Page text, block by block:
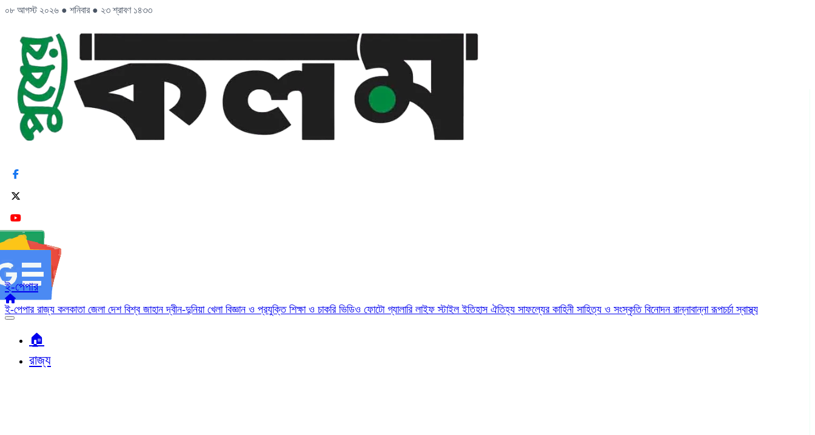
০৮ আগস্ট ২০২৬ ● শনিবার ● ২৩ শ্রাবণ ১৪৩৩
ই-পেপার
ই-পেপার রাজ্য কলকাতা জেলা দেশ বিশ্ব জাহানদ্বীন-দুনিয়া খেলা বিজ্ঞান ও প্রযুক্তি শিক্ষা ও চাকরি ভিডিও ফোটো গ্যালারি লাইফ স্টাইলইতিহাস ঐতিহ্য সাফল্যের কাহিনী সাহিত্য ও সংস্কৃতি বিনোদন রান্নাবান্নারূপচর্চাস্বাস্থ্য
🏠︎
রাজ্য